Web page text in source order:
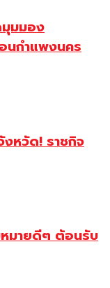
มุมมอง
นกำแพงนคร
งหวัด! ราชกิจ
มายดีๆ ต้อนรับ